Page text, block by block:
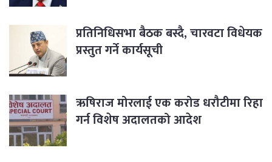
प्रतिनिधिसभा बैठक बस्दै, चारवटा विधेयक
प्रस्तुत गर्ने कार्यसूची
ऋषिराज मोरलाई एक करोड धरौटीमा रिहा
गर्न विशेष अदालतको आदेश